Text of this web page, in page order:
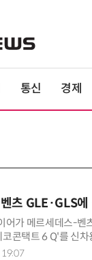
통신 경제
츠 GLE·GLS
어가 메르세데스-벤
콘택트 6 Q'를 신
6 Q는 우수한 마일